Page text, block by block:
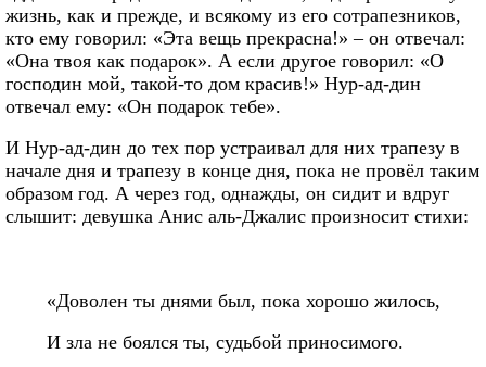
жизнь, как и прежде, и всякому из его сотрапезников,
кто ему говорил: «Эта вещь прекрасна!» – он отвечал:
«Она твоя как подарок». А если другое говорил: «О
господин мой, такой-то дом красив!» Нур-ад-дин
отвечал ему: «Он подарок тебе».
И Нур-ад-дин до тех пор устраивал для них трапезу в
начале дня и трапезу в конце дня, пока не провёл таким
образом год. А через год, однажды, он сидит и вдруг
слышит: девушка Анис аль-Джалис произносит стихи:
«Доволен ты днями был, пока хорошо жилось,
И зла не боялся ты, судьбой приносимого.